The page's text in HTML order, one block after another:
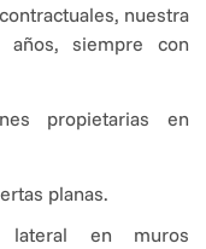
nuestra
años, siempre con
propietarias en
planas.
en muros